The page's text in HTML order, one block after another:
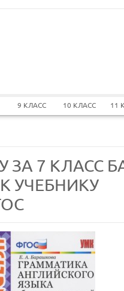
9 КЛАСС 10 КЛАСС 11
ЗА 7 КЛАСС
УЧЕБНИКУ